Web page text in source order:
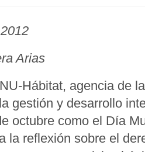
Arias
Hábitat, agencia de
gestión y desarrollo
octubre como el Día
la reflexión sobre el